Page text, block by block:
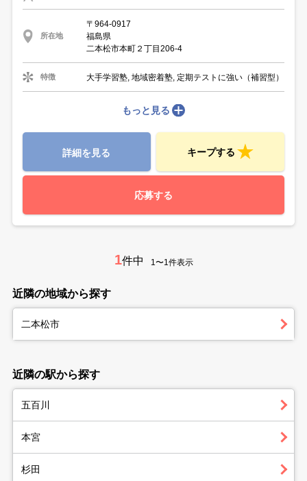
所在地
〒964-0917
福島県
二本松市本町２丁目206-4
特徴 大手学習塾, 地域密着塾, 定期テストに強い（補習型）
もっと見る
詳細を見る キープする
応募する
1件中 1〜1件表示
近隣の地域から探す
二本松市
近隣の駅から探す
五百川
本宮
杉田